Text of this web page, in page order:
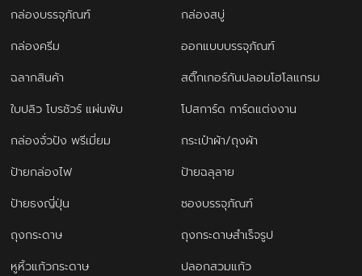
กล่องบรรจุภัณฑ์
กล่องสบู่
กล่องครีม
ออกแบบบรรจุภัณฑ์
ฉลากสินค้า
สติ๊กเกอร์กันปลอมโฮโลแกรม
ใบปลิว โบรชัวร์ แผ่นพับ
โปสการ์ด การ์ดแต่งงาน
กล่องจั่วปัง พรีเมี่ยม
กระเป๋าผ้า/ถุงผ้า
ป้ายกล่องไฟ
ป้ายฉลุลาย
ป้ายธงญี่ปุ่น
ซองบรรจุภัณฑ์
ถุงกระดาษ
ถุงกระดาษสำเร็จรูป
หูหิ้วแก้วกระดาษ
ปลอกสวมแก้ว